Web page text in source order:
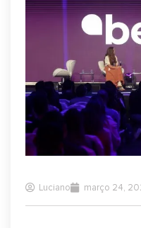
Luciano março 24,